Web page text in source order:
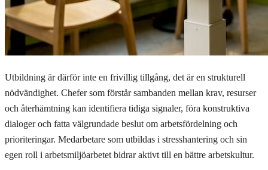
Utbildning är därför inte en frivillig tillgång, det är en strukturell
nödvändighet. Chefer som förstår sambanden mellan krav, resurser
och återhämtning kan identifiera tidiga signaler, föra konstruktiva
dialoger och fatta välgrundade beslut om arbetsfördelning och
prioriteringar. Medarbetare som utbildas i stresshantering och sin
egen roll i arbetsmiljöarbetet bidrar aktivt till en bättre arbetskultur.